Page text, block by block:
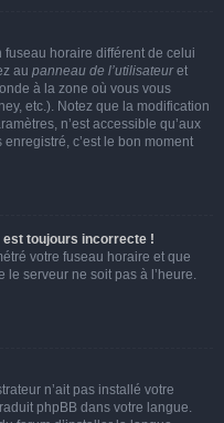
fuseau horaire différent de celui
au panneau de l’utilisateuret
à la zone où vous vous
etc.). Notez que la modification
n’est accessible qu’aux
c’est le bon moment
est toujours incorrecte !
votre fuseau horaire et que
le serveur ne soit pas à l’heure.
n’ait pas installé votre
phpBB dans votre langue.